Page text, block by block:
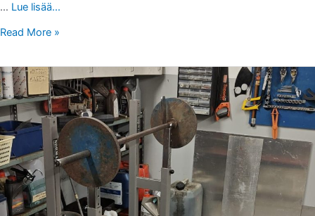
… Lue lisää...
Read More »
VALMENNUSPALAUTETTA
KOTITREENEISTÄ